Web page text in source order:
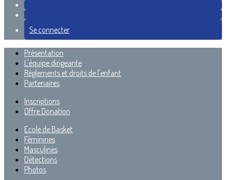
Se connecter
Présentation
L'équipe dirigeante
Règlements et droits de l'enfant
Partenaires
Inscriptions
Offre Donation
Ecole de Basket
Féminines
Masculines
Détections
Photos